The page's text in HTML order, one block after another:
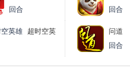
回合
回合
超时空英
问道
回合